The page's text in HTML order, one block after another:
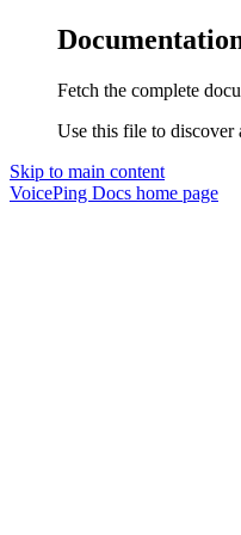
Fetch the complete
Use this file to discover
Skip to main content
VoicePing Docs home page